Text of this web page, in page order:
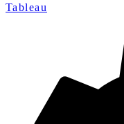
Tableau